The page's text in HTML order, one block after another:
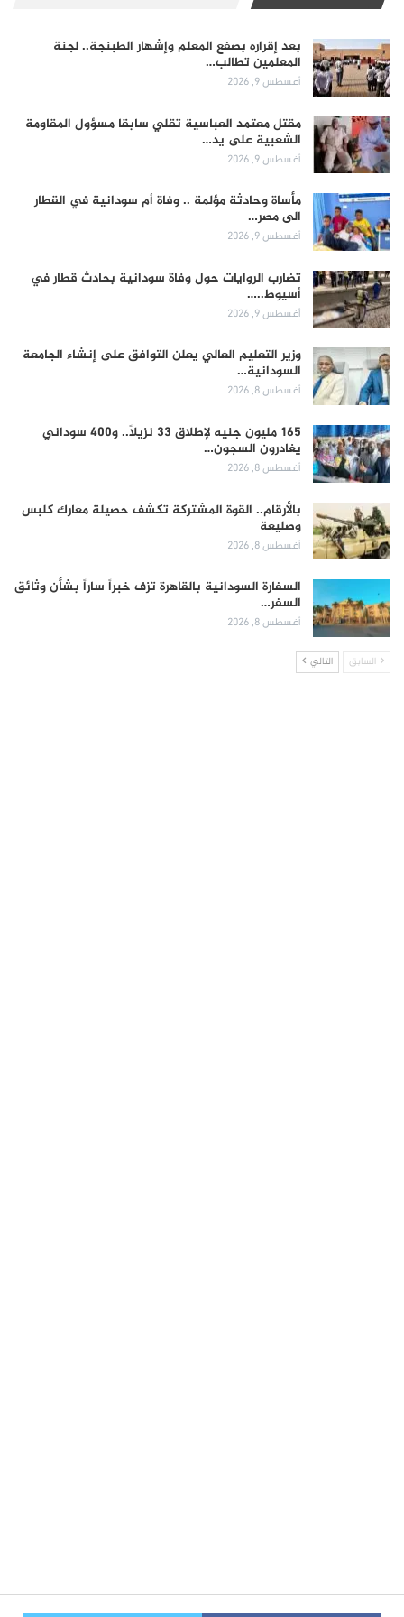
بعد إقراره بصفع المعلم وإشهار الطبنجة.. لجنة
المعلمين تطالب…
أغسطس 9, 2026
مقتل معتمد العباسية تقلي سابقا مسؤول المقاومة
الشعبية على يد…
أغسطس 9, 2026
مأساة وحادثة مؤلمة .. وفاة أم سودانية في القطار
الى مصر…
أغسطس 9, 2026
تضارب الروايات حول وفاة سودانية بحادث قطار في
أسيوط..…
أغسطس 9, 2026
وزير التعليم العالي يعلن التوافق على إنشاء الجامعة
السودانية…
أغسطس 8, 2026
165 مليون جنيه لإطلاق 33 نزيلاً.. و400 سوداني
يغادرون السجون…
أغسطس 8, 2026
بالأرقام.. القوة المشتركة تكشف حصيلة معارك كلبس
وصليعة
أغسطس 8, 2026
السفارة السودانية بالقاهرة تزف خبراً ساراً بشأن وثائق
السفر…
أغسطس 8, 2026
السابق التالي